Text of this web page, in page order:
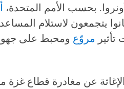
بحسب الأمم المتحدة،
يتجمعون لاستلام
مروّع ومحبط على
عن مغادرة قطاع